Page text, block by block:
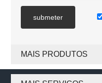
submeter
MAIS PRODUTOS